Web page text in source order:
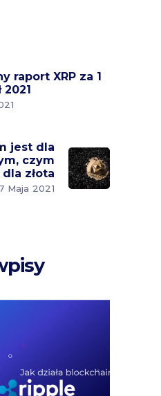
raport XRP za 1
2021
jest dla
czym
złota
Maja 2021